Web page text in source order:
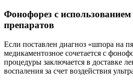
Фонофорез с
препаратов
Если поставлен диагноз «шпора на
медикаментозное сочетается с
процедуры заключается в доставке
воспаления за счет воздействия